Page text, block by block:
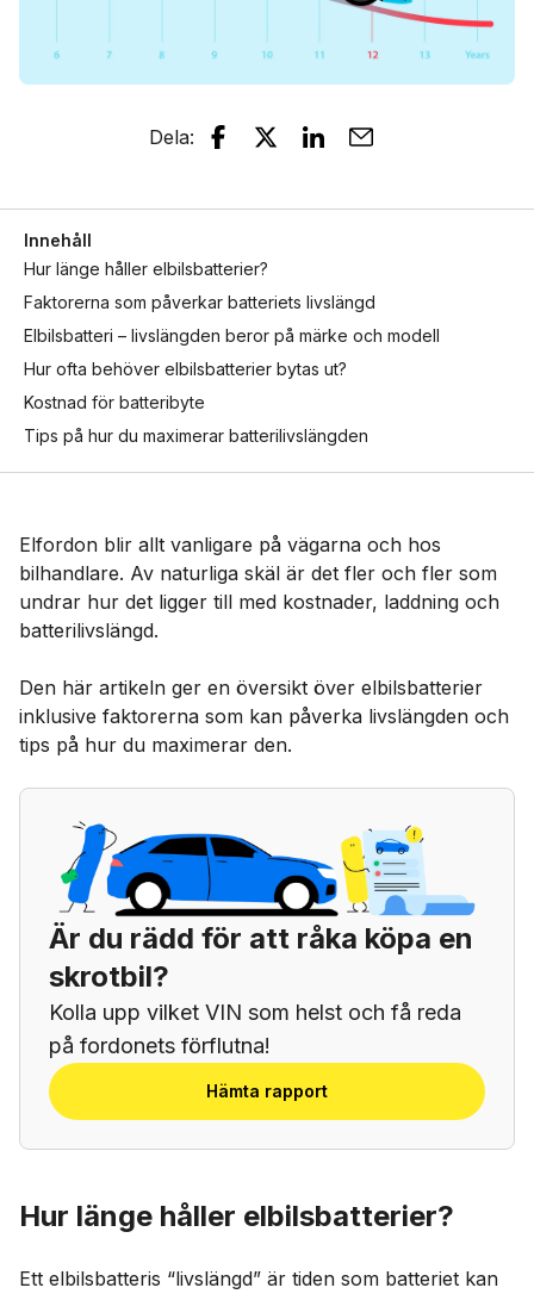
Dela:
Innehåll
Hur länge håller elbilsbatterier?
Faktorerna som påverkar batteriets livslängd
Elbilsbatteri – livslängden beror på märke och modell
Hur ofta behöver elbilsbatterier bytas ut?
Kostnad för batteribyte
Tips på hur du maximerar batterilivslängden
Elfordon blir allt vanligare på vägarna och hos
bilhandlare. Av naturliga skäl är det fler och fler som
undrar hur det ligger till med kostnader, laddning och
batterilivslängd.
Den här artikeln ger en översikt över elbilsbatterier
inklusive faktorerna som kan påverka livslängden och
tips på hur du maximerar den.
Är du rädd för att råka köpa en
skrotbil?
Kolla upp vilket VIN som helst och få reda
på fordonets förflutna!
Hämta rapport
Hur länge håller elbilsbatterier?
Ett elbilsbatteris “livslängd” är tiden som batteriet kan